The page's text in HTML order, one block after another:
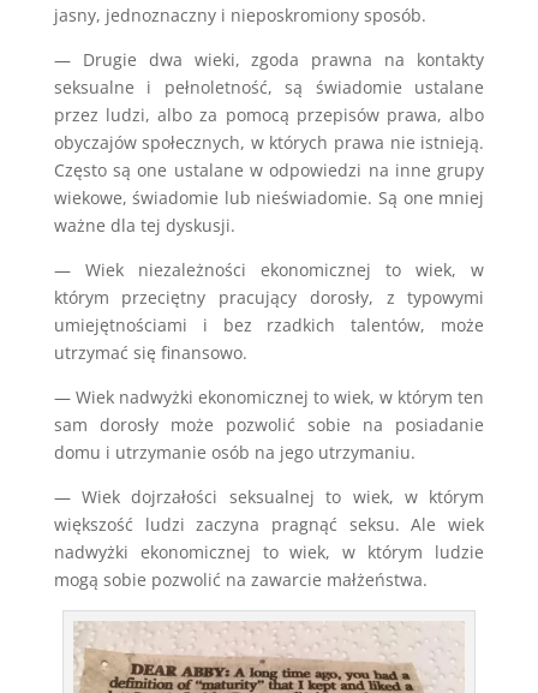
jasny, jednoznaczny i nieposkromiony sposób.
— Drugie dwa wieki, zgoda prawna na kontakty
seksualne i pełnoletność, są świadomie ustalane
przez ludzi, albo za pomocą przepisów prawa, albo
obyczajów społecznych, w których prawa nie istnieją.
Często są one ustalane w odpowiedzi na inne grupy
wiekowe, świadomie lub nieświadomie. Są one mniej
ważne dla tej dyskusji.
— Wiek niezależności ekonomicznej to wiek, w
którym przeciętny pracujący dorosły, z typowymi
umiejętnościami i bez rzadkich talentów, może
utrzymać się finansowo.
— Wiek nadwyżki ekonomicznej to wiek, w którym ten
sam dorosły może pozwolić sobie na posiadanie
domu i utrzymanie osób na jego utrzymaniu.
— Wiek dojrzałości seksualnej to wiek, w którym
większość ludzi zaczyna pragnąć seksu. Ale wiek
nadwyżki ekonomicznej to wiek, w którym ludzie
mogą sobie pozwolić na zawarcie małżeństwa.